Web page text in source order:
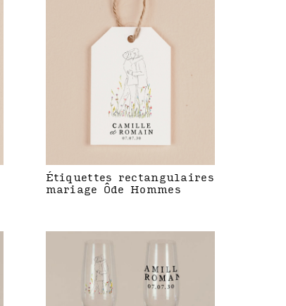
Étiquettes rectangulaires
mariage Ôde Hommes